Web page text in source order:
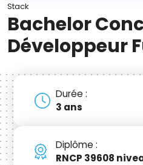
Stack
Bachelor
Développeur
Durée :
3 ans
Diplôme :
RNCP 39608